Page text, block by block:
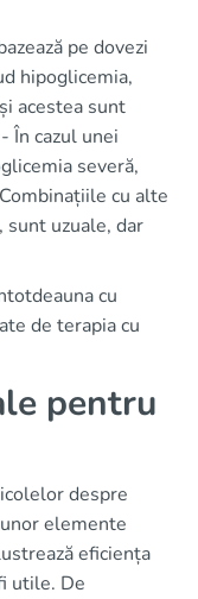
pe dovezi
hipoglicemia,
acestea sunt
În cazul unei
severă,
cu alte
sunt uzuale, dar
cu
de terapia cu
pentru
despre
elemente
eficiența
utile. De